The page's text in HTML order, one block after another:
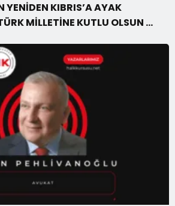
YENİDEN KIBRIS’A AYAK
MİLLETİNE KUTLU OLSUN …